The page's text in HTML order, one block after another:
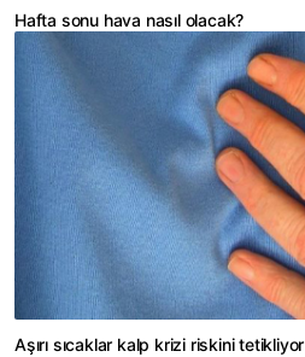
Hafta sonu hava nasıl olacak?
Aşırı sıcaklar kalp krizi riskini tetikliyor